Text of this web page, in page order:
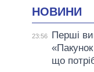
НОВИНИ
23:56
Перші
що